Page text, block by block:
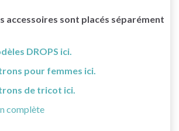
accessoires sont placés séparément
DROPS ici.
pour femmes ici.
de tricot ici.
complète